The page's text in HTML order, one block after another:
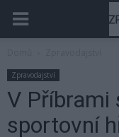
Zpravodajství
V Příbrami
sportovní